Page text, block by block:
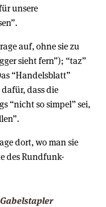
unsere
auf, ohne sie zu
sieht fern”); “taz”
“Handelsblatt”
dass die
“nicht so simpel” sei,
dort, wo man sie
des Rundfunk-